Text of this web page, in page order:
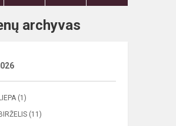
archyvas
LIEPA (1)
BIRŽELIS (11)